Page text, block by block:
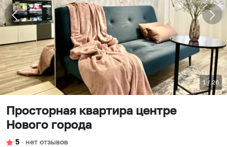
1/26
Просторная квартира центре
Нового города
5 ∙ нет отзывов